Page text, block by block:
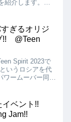
紹介します。決
勝となりました!!
ぎるオリジ
!! @Teen
Spirit 2023で
いうロシアを代
ワームーバー同士
沸き!!
イベント!!
Jam!!